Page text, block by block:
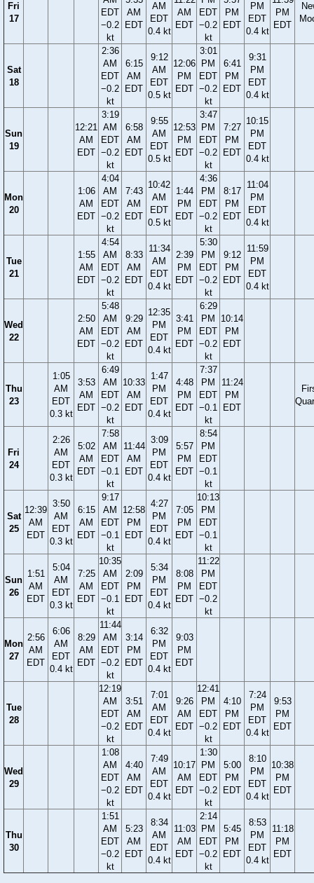
Fri
17
EDT
−0.2
kt
AM
EDT
AM
EDT
0.4 kt
AM
EDT
EDT
−0.2
kt
PM
EDT
PM
EDT
0.4 kt
PM
EDT
Sat
18
2:36
AM
EDT
−0.2
kt
6:15
AM
EDT
9:12
AM
EDT
0.5 kt
12:06
PM
EDT
3:01
PM
EDT
−0.2
kt
6:41
PM
EDT
9:31
PM
EDT
0.4 kt
Sun
19
12:21
AM
EDT
3:19
AM
EDT
−0.2
kt
6:58
AM
EDT
9:55
AM
EDT
0.5 kt
12:53
PM
EDT
3:47
PM
EDT
−0.2
kt
7:27
PM
EDT
10:15
PM
EDT
0.4 kt
Mon
20
1:06
AM
EDT
4:04
AM
EDT
−0.2
kt
7:43
AM
EDT
10:42
AM
EDT
0.5 kt
1:44
PM
EDT
4:36
PM
EDT
−0.2
kt
8:17
PM
EDT
11:04
PM
EDT
0.4 kt
Tue
21
1:55
AM
EDT
4:54
AM
EDT
−0.2
kt
8:33
AM
EDT
11:34
AM
EDT
0.4 kt
2:39
PM
EDT
5:30
PM
EDT
−0.2
kt
9:12
PM
EDT
11:59
PM
EDT
0.4 kt
Wed
22
2:50
AM
EDT
5:48
AM
EDT
−0.2
kt
9:29
AM
EDT
12:35
PM
EDT
0.4 kt
3:41
PM
EDT
6:29
PM
EDT
−0.2
kt
10:14
PM
EDT
Thu
23
1:05
AM
EDT
0.3 kt
3:53
AM
EDT
6:49
AM
EDT
−0.2
kt
10:33
AM
EDT
1:47
PM
EDT
0.4 kt
4:48
PM
EDT
7:37
PM
EDT
−0.1
kt
11:24
PM
EDT
Fri
24
2:26
AM
EDT
0.3 kt
5:02
AM
EDT
7:58
AM
EDT
−0.1
kt
11:44
AM
EDT
3:09
PM
EDT
0.4 kt
5:57
PM
EDT
8:54
PM
EDT
−0.1
kt
Sat
25
12:39
AM
EDT
3:50
AM
EDT
0.3 kt
6:15
AM
EDT
9:17
AM
EDT
−0.1
kt
12:58
PM
EDT
4:27
PM
EDT
0.4 kt
7:05
PM
EDT
10:13
PM
EDT
−0.1
kt
Sun
26
1:51
AM
EDT
5:04
AM
EDT
0.3 kt
7:25
AM
EDT
10:35
AM
EDT
−0.1
kt
2:09
PM
EDT
5:34
PM
EDT
0.4 kt
8:08
PM
EDT
11:22
PM
EDT
−0.2
kt
Mon
27
2:56
AM
EDT
6:06
AM
EDT
0.4 kt
8:29
AM
EDT
11:44
AM
EDT
−0.2
kt
3:14
PM
EDT
6:32
PM
EDT
0.4 kt
9:03
PM
EDT
Tue
28
12:19
AM
EDT
−0.2
kt
3:51
AM
EDT
7:01
AM
EDT
0.4 kt
9:26
AM
EDT
12:41
PM
EDT
−0.2
kt
4:10
PM
EDT
7:24
PM
EDT
0.4 kt
9:53
PM
EDT
Wed
29
1:08
AM
EDT
−0.2
kt
4:40
AM
EDT
7:49
AM
EDT
0.4 kt
10:17
AM
EDT
1:30
PM
EDT
−0.2
kt
5:00
PM
EDT
8:10
PM
EDT
0.4 kt
10:38
PM
EDT
Thu
30
1:51
AM
EDT
−0.2
kt
5:23
AM
EDT
8:34
AM
EDT
0.4 kt
11:03
AM
EDT
2:14
PM
EDT
−0.2
kt
5:45
PM
EDT
8:53
PM
EDT
0.4 kt
11:18
PM
EDT